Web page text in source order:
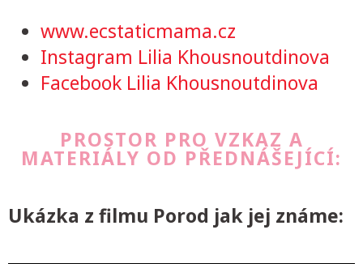
www.ecstaticmama.cz
Instagram Lilia Khousnoutdinova
Facebook Lilia Khousnoutdinova
PROSTOR PRO VZKAZ A
MATERIÁLY OD PŘEDNÁŠEJÍCÍ:
Ukázka z filmu Porod jak jej známe: